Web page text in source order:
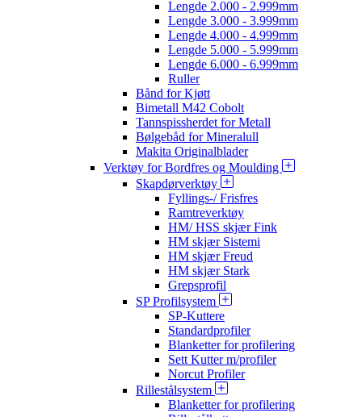
Lengde 2.000 - 2.999mm
Lengde 3.000 - 3.999mm
Lengde 4.000 - 4.999mm
Lengde 5.000 - 5.999mm
Lengde 6.000 - 6.999mm
Ruller
Bånd for Kjøtt
Bimetall M42 Cobolt
Tannspissherdet for Metall
Bølgebåd for Mineralull
Makita Originalblader
Verktøy for Bordfres og Moulding
Skapdørverktøy
Fyllings-/ Frisfres
Ramtreverktøy
HM/ HSS skjær Fink
HM skjær Sistemi
HM skjær Freud
HM skjær Stark
Grepsprofil
SP Profilsystem
SP-Kuttere
Standardprofiler
Blanketter for profilering
Sett Kutter m/profiler
Norcut Profiler
Rillestålsystem
Blanketter for profilering